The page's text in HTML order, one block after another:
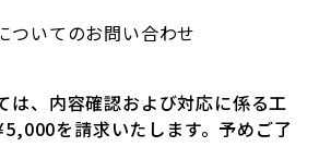
ついてのお問い合わせ
、内容確認および対応に係る工
を請求いたします。予めご了